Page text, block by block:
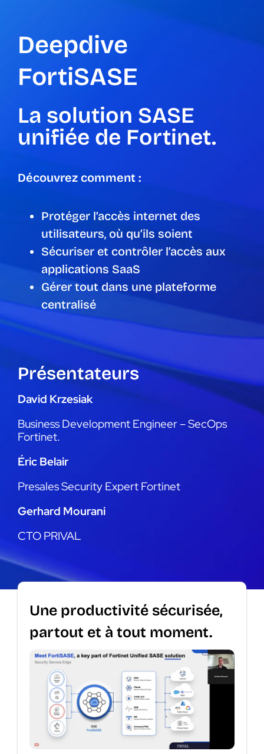
contentDeepdive
FortiSASE
La solution SASE
unifiée de Fortinet.
Découvrez comment :
Protéger l’accès internet des
utilisateurs, où qu’ils soient
Sécuriser et contrôler l’accès aux
applications SaaS
Gérer tout dans une plateforme
centralisé
Présentateurs
David Krzesiak
Business Development Engineer – SecOps
Fortinet.
Éric Belair
Presales Security Expert Fortinet
Gerhard Mourani
CTO PRIVAL
Une productivité sécurisée,
partout et à tout moment.